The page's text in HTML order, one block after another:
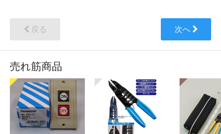
戻る 次へ
売れ筋商品